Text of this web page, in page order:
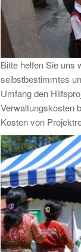
Bitte helfen Sie uns
selbstbestimmtes
Umfang den
Verwaltungskosten
Kosten von